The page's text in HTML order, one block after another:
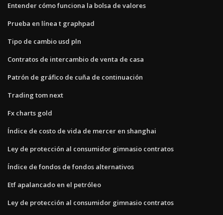
Entender cómo funciona la bolsa de valores
Prueba en línea t graphpad
Tipo de cambio usd pln
Contratos de intercambio de venta de casa
Patrón de gráfico de cuña de continuación
Trading tom next
Fx charts gold
Índice de costo de vida de mercer en shanghai
Ley de protección al consumidor gimnasio contratos
Índice de fondos de fondos alternativos
Etf apalancado en el petróleo
Ley de protección al consumidor gimnasio contratos